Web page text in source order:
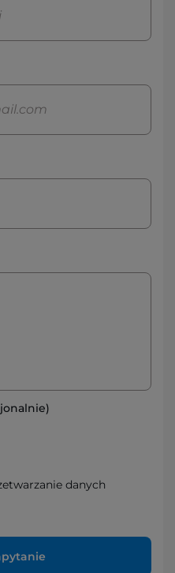
danych